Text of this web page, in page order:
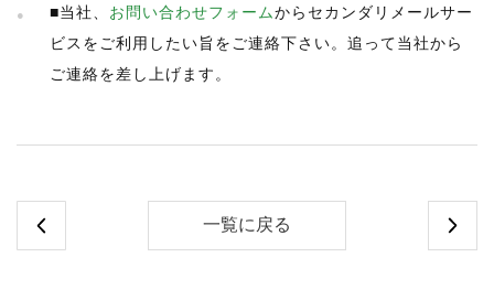
■当社、 お問い合わせフォームからセカンダリメールサー
ビスをご利用したい旨をご連絡下さい。追って当社から
ご連絡を差し上げます。
一覧に戻る